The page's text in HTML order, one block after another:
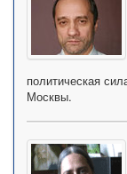
политическая
Москвы.